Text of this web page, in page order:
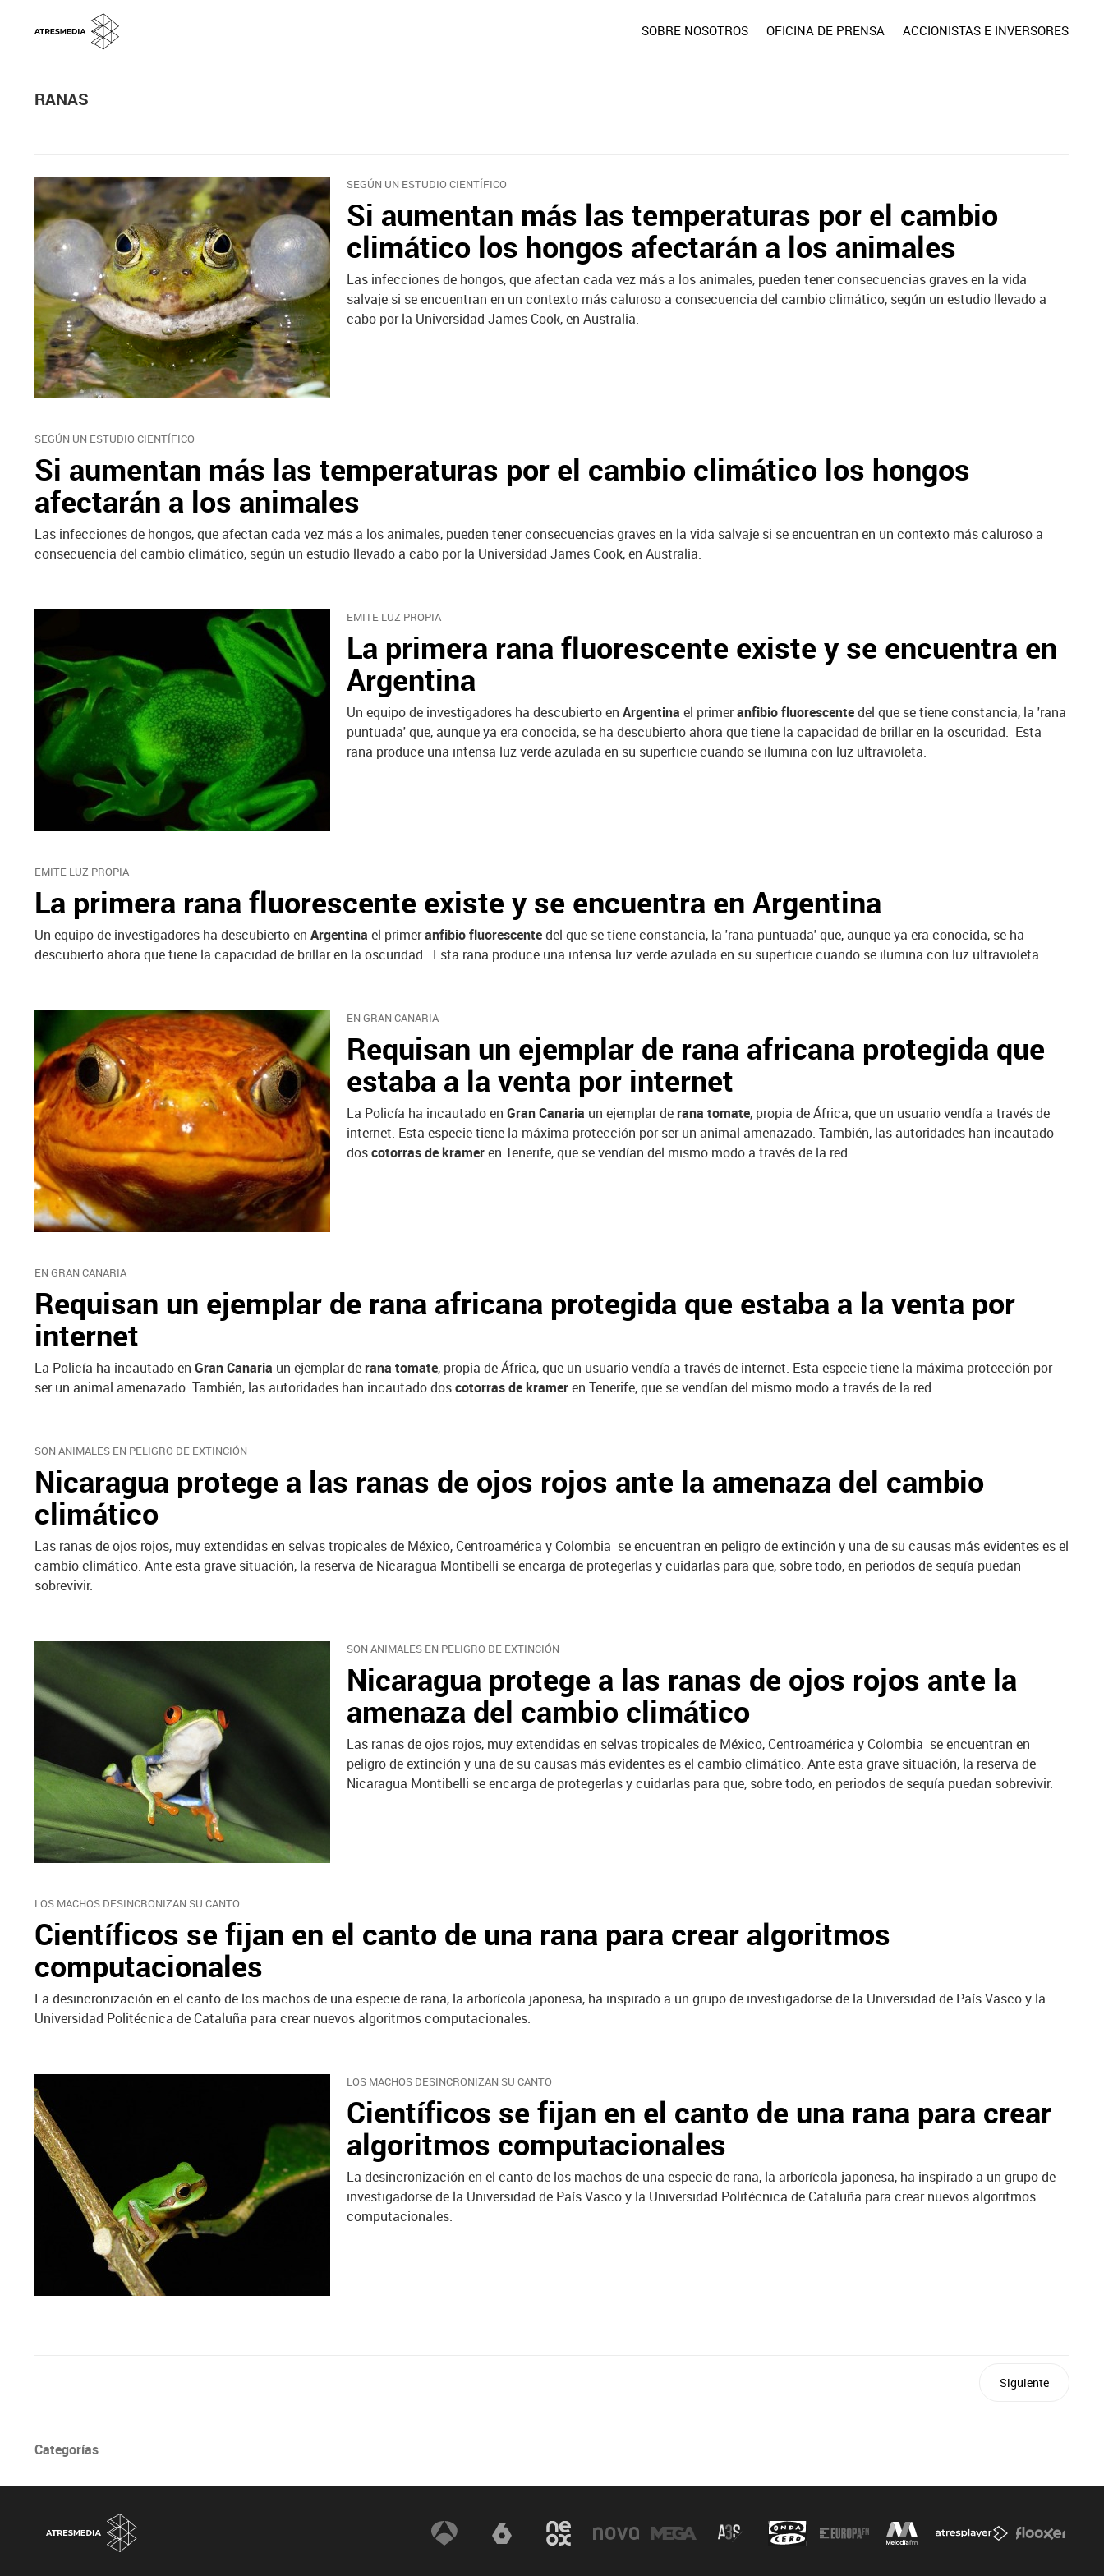
SOBRE NOSOTROS OFICINA DE PRENSA ACCIONISTAS E INVERSORES
RANAS
SEGÚN UN ESTUDIO CIENTÍFICO
Si aumentan más las temperaturas por el cambio
climático los hongos afectarán a los animales
Las infecciones de hongos, que afectan cada vez más a los animales, pueden tener consecuencias graves en la vida
salvaje si se encuentran en un contexto más caluroso a consecuencia del cambio climático, según un estudio llevado a
cabo por la Universidad James Cook, en Australia.
SEGÚN UN ESTUDIO CIENTÍFICO
Si aumentan más las temperaturas por el cambio climático los hongos
afectarán a los animales
Las infecciones de hongos, que afectan cada vez más a los animales, pueden tener consecuencias graves en la vida salvaje si se encuentran en un contexto más caluroso a
consecuencia del cambio climático, según un estudio llevado a cabo por la Universidad James Cook, en Australia.
EMITE LUZ PROPIA
La primera rana fluorescente existe y se encuentra en
Argentina
Un equipo de investigadores ha descubierto en Argentina el primeranfibio fluorescentedel que se tiene constancia, la 'rana
puntuada' que, aunque ya era conocida, se ha descubierto ahora que tiene la capacidad de brillar en la oscuridad. Esta
rana produce una intensa luz verde azulada en su superficie cuando se ilumina con luz ultravioleta.
EMITE LUZ PROPIA
La primera rana fluorescente existe y se encuentra en Argentina
Un equipo de investigadores ha descubierto en Argentina el primeranfibio fluorescentedel que se tiene constancia, la 'rana puntuada' que, aunque ya era conocida, se ha
descubierto ahora que tiene la capacidad de brillar en la oscuridad. Esta rana produce una intensa luz verde azulada en su superficie cuando se ilumina con luz ultravioleta.
EN GRAN CANARIA
Requisan un ejemplar de rana africana protegida que
estaba a la venta por internet
La Policía ha incautado en Gran Canaria un ejemplar derana tomate, propia de África, que un usuario vendía a través de
internet. Esta especie tiene la máxima protección por ser un animal amenazado. También, las autoridades han incautado
doscotorras de krameren Tenerife, que se vendían del mismo modo a través de la red.
EN GRAN CANARIA
Requisan un ejemplar de rana africana protegida que estaba a la venta por
internet
La Policía ha incautado en Gran Canaria un ejemplar derana tomate, propia de África, que un usuario vendía a través de internet. Esta especie tiene la máxima protección por
ser un animal amenazado. También, las autoridades han incautado doscotorras de krameren Tenerife, que se vendían del mismo modo a través de la red.
SON ANIMALES EN PELIGRO DE EXTINCIÓN
Nicaragua protege a las ranas de ojos rojos ante la amenaza del cambio
climático
Las ranas de ojos rojos, muy extendidas en selvas tropicales de México, Centroamérica y Colombia se encuentran en peligro de extinción y una de su causas más evidentes es el
cambio climático. Ante esta grave situación, la reserva de Nicaragua Montibelli se encarga de protegerlas y cuidarlas para que, sobre todo, en periodos de sequía puedan
sobrevivir.
SON ANIMALES EN PELIGRO DE EXTINCIÓN
Nicaragua protege a las ranas de ojos rojos ante la
amenaza del cambio climático
Las ranas de ojos rojos, muy extendidas en selvas tropicales de México, Centroamérica y Colombia se encuentran en
peligro de extinción y una de su causas más evidentes es el cambio climático. Ante esta grave situación, la reserva de
Nicaragua Montibelli se encarga de protegerlas y cuidarlas para que, sobre todo, en periodos de sequía puedan sobrevivir.
LOS MACHOS DESINCRONIZAN SU CANTO
Científicos se fijan en el canto de una rana para crear algoritmos
computacionales
La desincronización en el canto de los machos de una especie de rana, la arborícola japonesa, ha inspirado a un grupo de investigadorse de la Universidad de País Vasco y la
Universidad Politécnica de Cataluña para crear nuevos algoritmos computacionales.
LOS MACHOS DESINCRONIZAN SU CANTO
Científicos se fijan en el canto de una rana para crear
algoritmos computacionales
La desincronización en el canto de los machos de una especie de rana, la arborícola japonesa, ha inspirado a un grupo de
investigadorse de la Universidad de País Vasco y la Universidad Politécnica de Cataluña para crear nuevos algoritmos
computacionales.
Siguiente
Categorías